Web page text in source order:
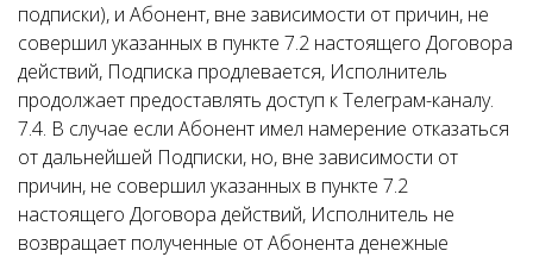
подписки), и Абонент, вне зависимости от причин, не
совершил указанных в пункте 7.2 настоящего Договора
действий, Подписка продлевается, Исполнитель
продолжает предоставлять доступ к Телеграм-каналу.
7.4. В случае если Абонент имел намерение отказаться
от дальнейшей Подписки, но, вне зависимости от
причин, не совершил указанных в пункте 7.2
настоящего Договора действий, Исполнитель не
возвращает полученные от Абонента денежные